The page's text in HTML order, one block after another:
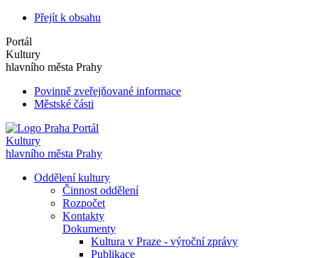
Přejít k obsahu
Portál
Kultury
hlavního města Prahy
Povinně zveřejňované informace
Městské části
Portál
Kultury
hlavního města Prahy
Oddělení kultury
Činnost oddělení
Rozpočet
Kontakty
Dokumenty
Kultura v Praze - výroční zprávy
Publikace